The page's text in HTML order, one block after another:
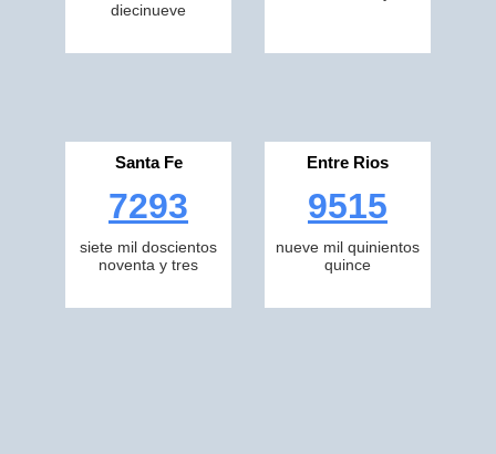
diecinueve
Santa Fe
7293
siete mil doscientos
noventa y tres
Entre Rios
9515
nueve mil quinientos
quince